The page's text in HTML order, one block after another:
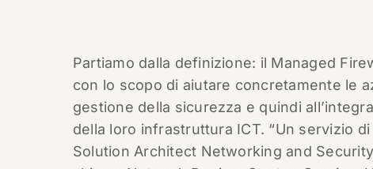
Partiamo dalla definizione: il Managed
con lo scopo di aiutare concretamente le
gestione della sicurezza e quindi
della loro infrastruttura ICT. “Un servizio
Solution Architect Networking and